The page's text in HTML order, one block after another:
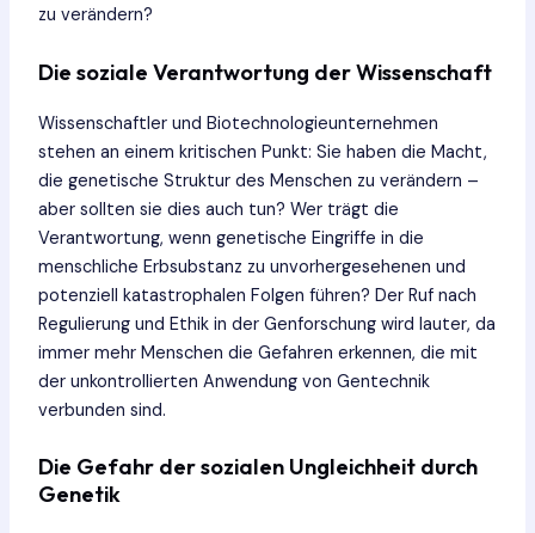
zu verändern?
Die soziale Verantwortung der Wissenschaft
Wissenschaftler und Biotechnologieunternehmen
stehen an einem kritischen Punkt: Sie haben die Macht,
die genetische Struktur des Menschen zu verändern –
aber sollten sie dies auch tun? Wer trägt die
Verantwortung, wenn genetische Eingriffe in die
menschliche Erbsubstanz zu unvorhergesehenen und
potenziell katastrophalen Folgen führen? Der Ruf nach
Regulierung und Ethik in der Genforschung wird lauter, da
immer mehr Menschen die Gefahren erkennen, die mit
der unkontrollierten Anwendung von Gentechnik
verbunden sind.
Die Gefahr der sozialen Ungleichheit durch
Genetik